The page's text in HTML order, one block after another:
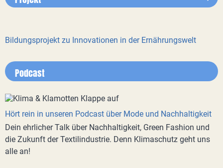
Bildungsprojekt zu Innovationen in der Ernährungswelt
Podcast
Hört rein in unseren Podcast über Mode und Nachhaltigkeit
Dein ehrlicher Talk über Nachhaltigkeit, Green Fashion und
die Zukunft der Textilindustrie. Denn Klimaschutz geht uns
alle an!